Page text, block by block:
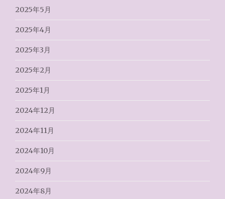
2025年5月
2025年4月
2025年3月
2025年2月
2025年1月
2024年12月
2024年11月
2024年10月
2024年9月
2024年8月